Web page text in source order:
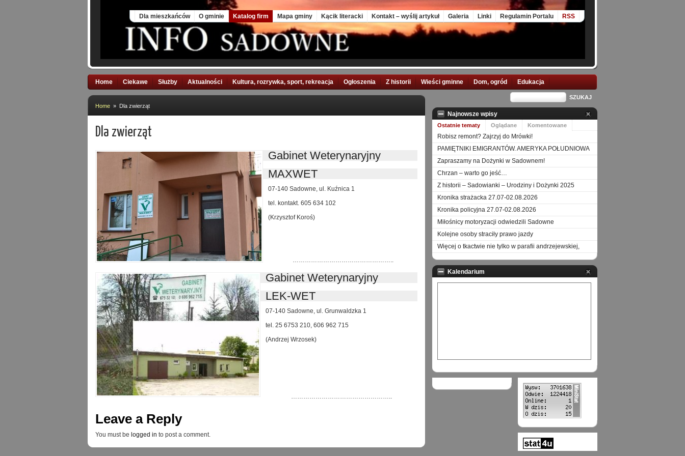
Dla mieszkańców O gminie Katalog firm Mapa gminy Kącik literacki Kontakt – wyślij artykuł Galeria Linki Regulamin Portalu RSS
Home Ciekawe Służby Aktualności Kultura, rozrywka, sport, rekreacja Ogłoszenia Z historii Wieści gminne Dom, ogród Edukacja
Home » Dla zwierząt
Dla zwierząt
Gabinet Weterynaryjny
MAXWET
07-140 Sadowne, ul. Kuźnica 1
tel. kontakt. 605 634 102
(Krzysztof Koroś)
…………………………………………..
Gabinet Weterynaryjny
LEK-WET
07-140 Sadowne, ul. Grunwaldzka 1
tel. 25 6753 210, 606 962 715
(Andrzej Wrzosek)
…………………………………………..
Leave a Reply
You must be logged in to post a comment.
Najnowsze wpisy
Ostatnie tematy Oglądane Komentowane
Robisz remont? Zajrzyj do Mrówki!
PAMIĘTNIKI EMIGRANTÓW. AMERYKA POŁUDNIOWA
Zapraszamy na Dożynki w Sadownem!
Chrzan – warto go jeść…
Z historii – Sadowianki – Urodziny i Dożynki 2025
Kronika strażacka 27.07-02.08.2026
Kronika policyjna 27.07-02.08.2026
Miłośnicy motoryzacji odwiedzili Sadowne
Kolejne osoby straciły prawo jazdy
Więcej o tkactwie nie tylko w parafii andrzejewskiej,
Kalendarium